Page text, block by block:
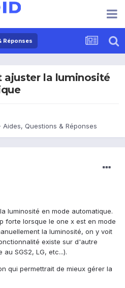
Réponses
ajuster la luminosité
Aides, Questions & Réponses
luminosité en mode automatique.
forte lorsque le one x est en mode
la luminosité, on y voit
existe sur d'autre
SGS2, LG, etc...).
qui permettrait de mieux gérer la